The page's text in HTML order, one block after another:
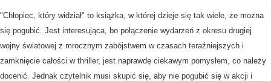
"Chłopiec, który widział" to książka, w której dzieje się tak wiele, że można
się pogubić. Jest interesująca, bo połączenie wydarzeń z okresu drugiej
wojny światowej z mrocznym zabójstwem w czasach teraźniejszych i
zamknięcie całości w thriller, jest naprawdę ciekawym pomysłem, co należy
docenić. Jednak czytelnik musi skupić się, aby nie pogubić się w akcji i